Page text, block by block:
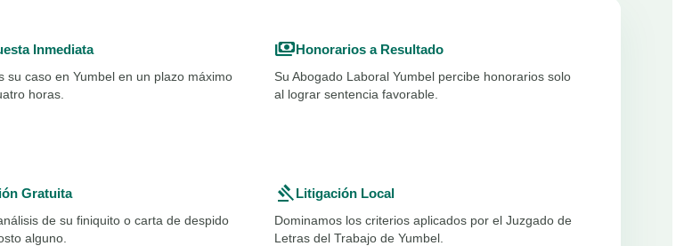
Inmediata
su caso en Yumbel en un plazo máximo
horas.
paymentsHonorarios a Resultado
Su Abogado Laboral Yumbel percibe honorarios solo
al lograr sentencia favorable.
Gratuita
de su finiquito o carta de despido
alguno.
gavelLitigación Local
Dominamos los criterios aplicados por el Juzgado de
Letras del Trabajo de Yumbel.